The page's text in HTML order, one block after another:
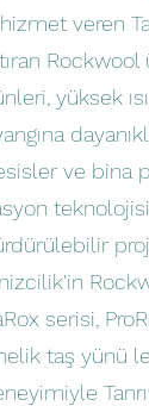
veren
Rockwool
yüksek
ve bina
serisi,
taş yünü